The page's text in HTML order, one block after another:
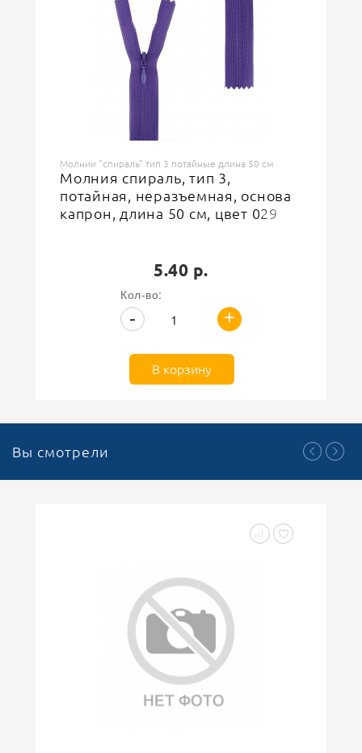
Молнии "спираль" тип 3 потайные длина 50 см
Молния спираль, тип 3,
потайная, неразъемная, основа
капрон, длина 50 см, цвет 029
5.40 р.
Кол-во:
+
-
В корзину
Вы смотрели